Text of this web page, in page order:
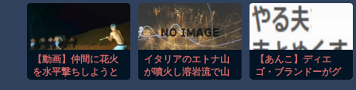
運動がいいよ」 り要因 大久野島
【動画】仲間に花火
を水平撃ちしようと
イタリアのエトナ山
が噴火し溶岩流で山
【あんこ】ディエ
ゴ・ブランドーがグ